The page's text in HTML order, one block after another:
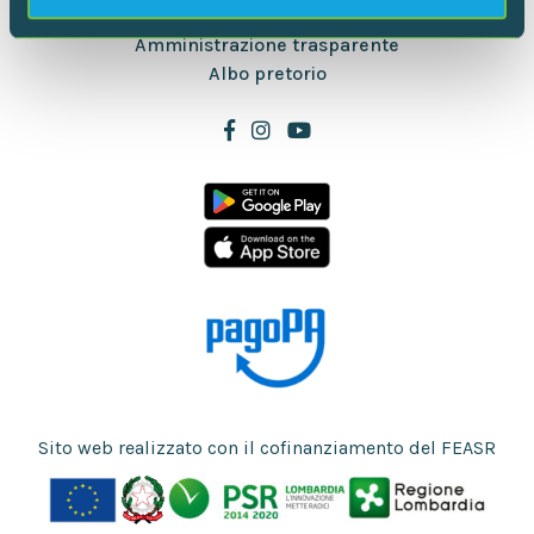
nostri partner che si occupano di analisi dei dati web,
pubblicità e social media, i quali potrebbero combinarle
con altre informazioni che hai fornito loro o che hanno
Newsletter
Amministrazione trasparente
Albo pretorio
Sito web realizzato con il cofinanziamento del FEASR